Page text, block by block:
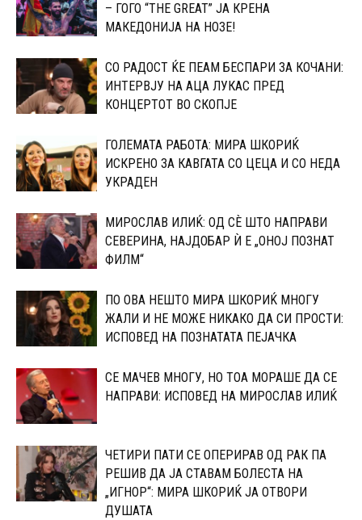
– ГОГО “THE GREAT” ЈА КРЕНА
МАКЕДОНИЈА НА НОЗЕ!
СО РАДОСТ ЌЕ ПЕАМ БЕСПАРИ ЗА КОЧАНИ:
ИНТЕРВЈУ НА АЦА ЛУКАС ПРЕД
КОНЦЕРТОТ ВО СКОПЈЕ
ГОЛЕМАТА РАБОТА: МИРА ШКОРИЌ
ИСКРЕНО ЗА КАВГАТА СО ЦЕЦА И СО НЕДА
УКРАДЕН
МИРОСЛАВ ИЛИЌ: ОД СÈ ШТО НАПРАВИ
СЕВЕРИНА, НАЈДОБАР Ѝ Е „ОНОЈ ПОЗНАТ
ФИЛМ“
ПО ОВА НЕШТО МИРА ШКОРИЌ МНОГУ
ЖАЛИ И НЕ МОЖЕ НИКАКО ДА СИ ПРОСТИ:
ИСПОВЕД НА ПОЗНАТАТА ПЕЈАЧКА
СЕ МАЧЕВ МНОГУ, НО ТОА МОРАШЕ ДА СЕ
НАПРАВИ: ИСПОВЕД НА МИРОСЛАВ ИЛИЌ
ЧЕТИРИ ПАТИ СЕ ОПЕРИРАВ ОД РАК ПА
РЕШИВ ДА ЈА СТАВАМ БОЛЕСТА НА
„ИГНОР“: МИРА ШКОРИЌ ЈА ОТВОРИ
ДУШАТА